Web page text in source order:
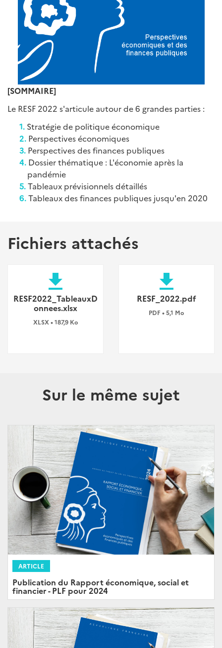
[SOMMAIRE]
Le RESF 2022 s'articule autour de 6 grandes parties :
Stratégie de politique économique
Perspectives économiques
Perspectives des finances publiques
Dossier thématique : L'économie après la
pandémie
Tableaux prévisionnels détaillés
Tableaux des finances publiques jusqu'en 2020
Fichiers attachés
file_download
RESF2022_TableauxD
onnees.xlsx
XLSX • 187,9 Ko
file_download
RESF_2022.pdf
PDF • 5,1 Mo
Sur le même sujet
ARTICLE
Publication du Rapport économique, social et
financier - PLF pour 2024